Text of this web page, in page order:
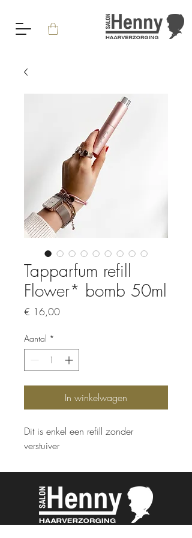
Tapparfum refill
Flower* bomb 50ml
€ 16,00Prijs
Aantal *
In winkelwagen
Dit is enkel een refill zonder
verstuiver